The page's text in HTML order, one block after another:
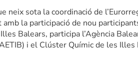
neix sota la coordinació de
la participació de nou
Balears, participa l’Agència
i el Clúster Químic de les Illes